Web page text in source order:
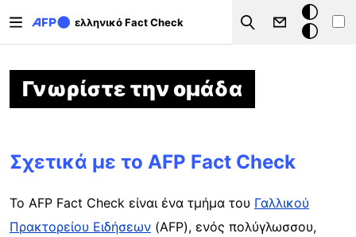
ελληνικό Fact Check
Search
Σκοτεινή
Γνωρίστε την ομάδα
Σχετικά με το AFP Fact Check
Το AFP Fact Check είναι ένα τμήμα του Γαλλικού
Πρακτορείου Ειδήσεων (AFP), ενός πολύγλωσσου,